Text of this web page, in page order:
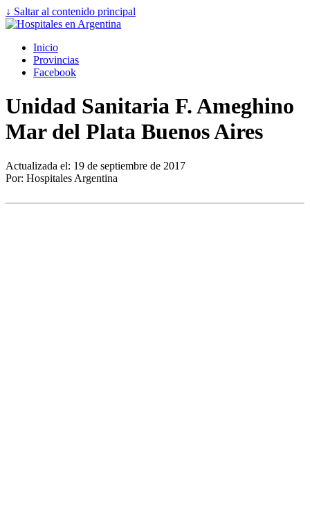
↓ Saltar al contenido principal
Inicio
Provincias
Facebook
Unidad Sanitaria F. Ameghino
Mar del Plata Buenos Aires
Actualizada el: 19 de septiembre de 2017
Por: Hospitales Argentina